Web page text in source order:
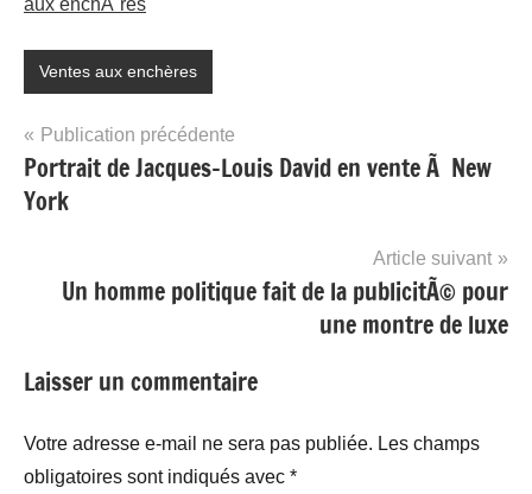
aux enchÃ¨res
Ventes aux enchères
Navigation
de
l’article
Publication précédente
Portrait de Jacques-Louis David en vente Ã New
York
Article suivant
Un homme politique fait de la publicitÃ© pour
une montre de luxe
Laisser un commentaire
Votre adresse e-mail ne sera pas publiée. Les champs
obligatoires sont indiqués avec *